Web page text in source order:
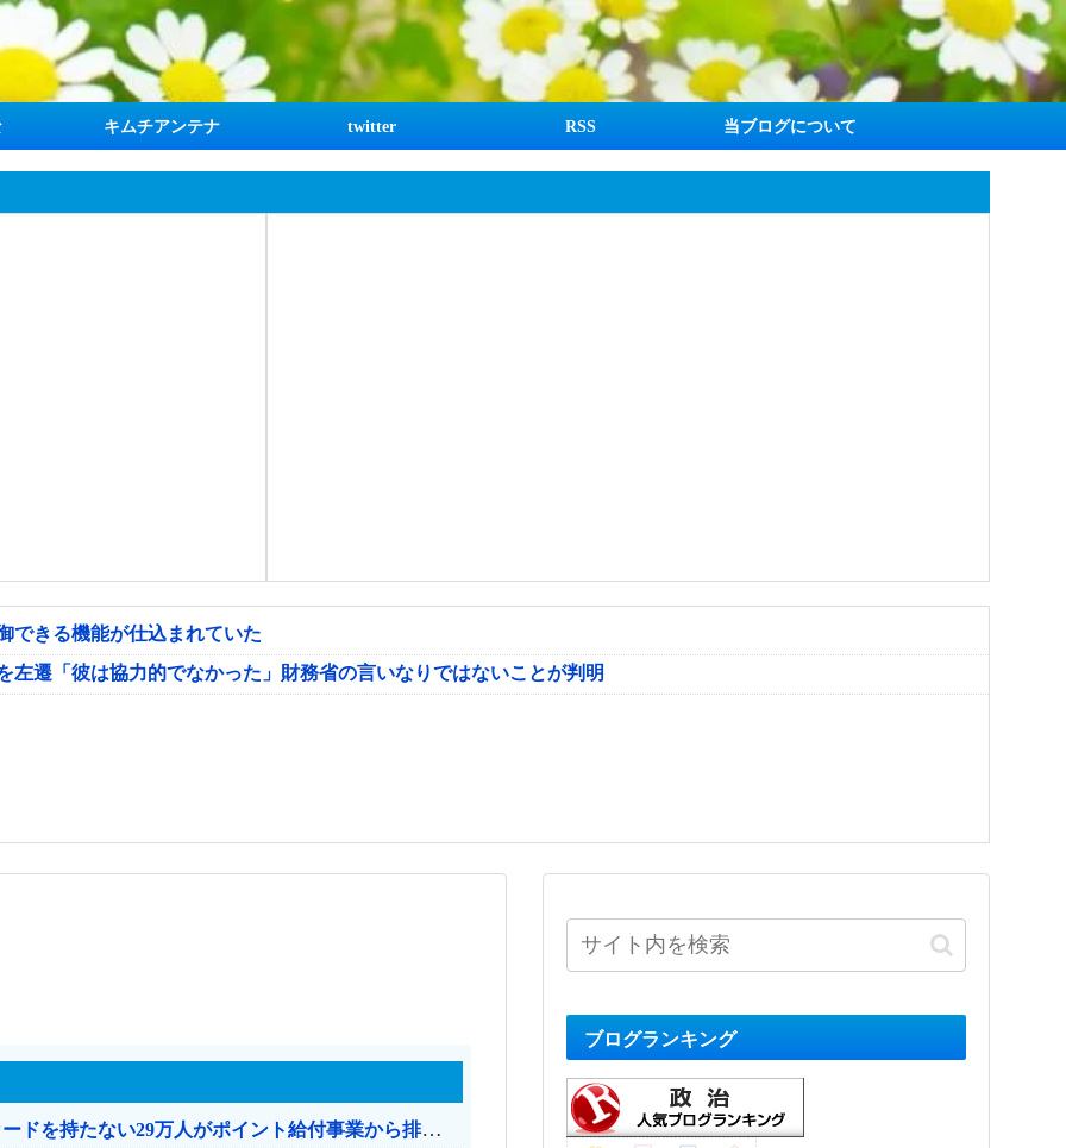
キムチアンテナ twitter RSS 当ブログについて
できる機能が仕込まれていた
遷「彼は協力的でなかった」財務省の言いなりではないことが判明
共産党「これは酷い…京都市でマイナンバーカードを持たない29万人がポイント給付事業から排除された」
ブログランキング